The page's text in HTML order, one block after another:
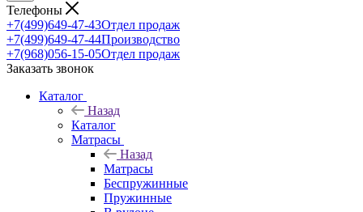
Телефоны
+7(499)649-47-43Отдел продаж
+7(499)649-47-44Производство
+7(968)056-15-05Отдел продаж
Заказать звонок
Каталог
Назад
Каталог
Матрасы
Назад
Матрасы
Беспружинные
Пружинные